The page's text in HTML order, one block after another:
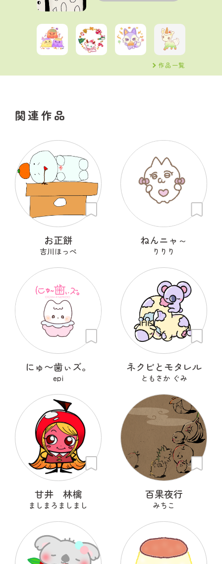
作品一覧
関連作品
お正餅
吉川ほっぺ
ねんニャ～
りりり
にゅ〜歯ぃズ。
epi
ネクビとモタレル
ともさか ぐみ
甘井 林檎
ましまろましまし
百果夜行
みちこ